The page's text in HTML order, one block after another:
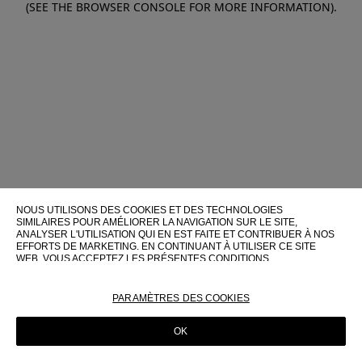
(SEE THE BROWSER CONSOLE FOR MORE INFORMATION).
NOUS UTILISONS DES COOKIES ET DES TECHNOLOGIES
SIMILAIRES POUR AMÉLIORER LA NAVIGATION SUR LE SITE,
ANALYSER L'UTILISATION QUI EN EST FAITE ET CONTRIBUER À NOS
EFFORTS DE MARKETING. EN CONTINUANT À UTILISER CE SITE
WEB, VOUS ACCEPTEZ LES PRÉSENTES CONDITIONS
POUR PLUS D'INFORMATIONS SUR CES TECHNOLOGIES ET LEUR
POLITIQUE EN MATIÈRE DE COOKIES
PARAMÈTRES DES COOKIES
OK